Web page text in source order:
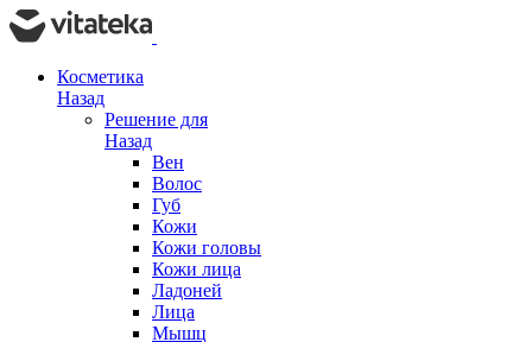
Косметика
Назад
Решение для
Назад
Вен
Волос
Губ
Кожи
Кожи головы
Кожи лица
Ладоней
Лица
Мышц